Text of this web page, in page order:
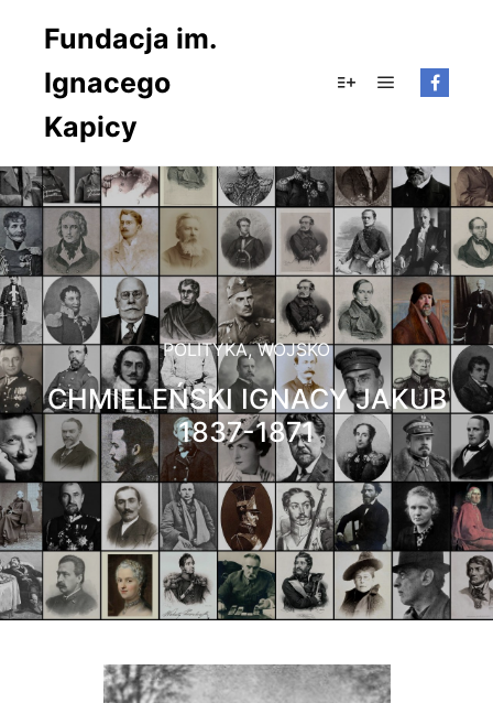
Fundacja im.
Ignacego
Kapicy
POLITYKA,WOJSKO
CHMIELEŃSKI IGNACY JAKUB
1837-1871